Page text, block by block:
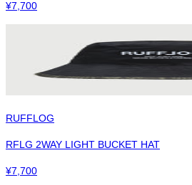
¥7,700
RUFFLOG
RFLG 2WAY LIGHT BUCKET HAT
¥7,700